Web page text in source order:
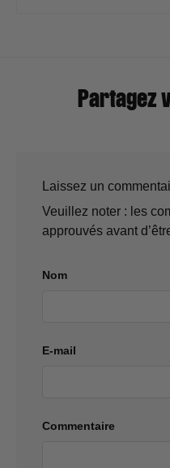
Partagez
Laissez un
Veuillez noter : les
approuvés avant
Nom
E-mail
Commentaire